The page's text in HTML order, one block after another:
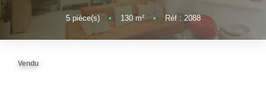
NOS BIENS VENDUS
5pièce(s) • 130m² • Réf : 2088
Vendu